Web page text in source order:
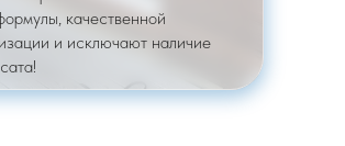
качественной
и исключают наличие